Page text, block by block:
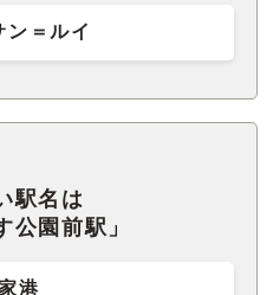
ン＝ルイ
駅名は
公園前駅」
港